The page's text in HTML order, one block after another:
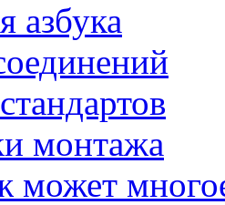
азбука
монтажа
может